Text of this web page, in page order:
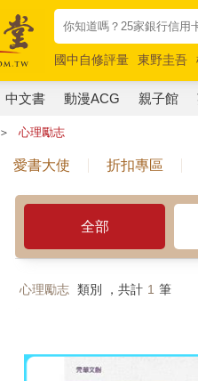
國中自修評量 東野圭吾
唯紅花綻放
奧德賽 路
中文書 動漫ACG 親子館
＞ 心理勵志
愛書大使 折扣專區
全部
心理勵志 類別 ，共計 1 筆